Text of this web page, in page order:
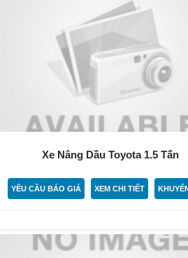
Xe Nâng Dầu Toyota 1.5 Tấn
YÊU CẦU BÁO GIÁ XEM CHI TIẾT